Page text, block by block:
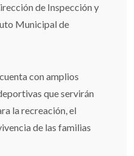
de Inspección y
Municipal de
con amplios
que servirán
la recreación, el
de las familias